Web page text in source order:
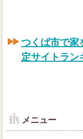
つくば市で家
定サイトラン
メニュー